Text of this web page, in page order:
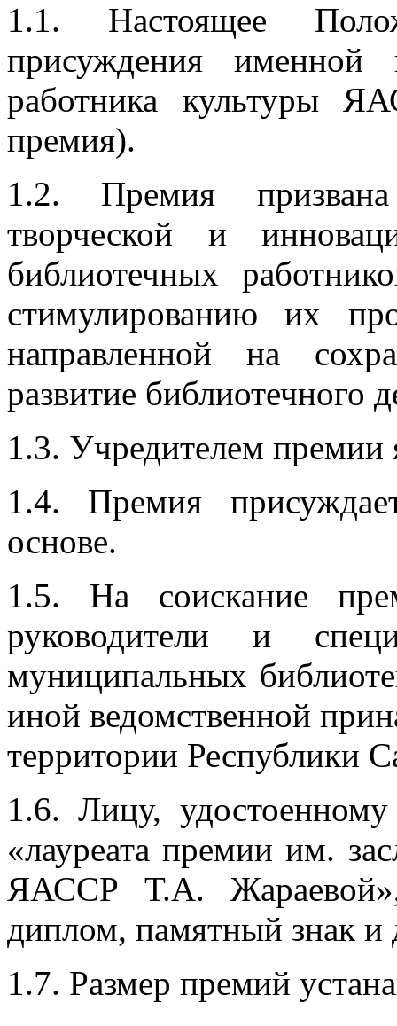
1.1. Настоящее
присуждения именной
работника культуры
премия).
1.2. Премия призвана
творческой и
библиотечных
стимулированию их
направленной на
развитие библиотечного
1.3. Учредителем премии
1.4. Премия
основе.
1.5. На соискание
руководители и
муниципальных
иной ведомственной
территории Республики
1.6. Лицу,
«лауреата премии им.
ЯАССР Т.А. Жараевой»,
диплом, памятный знак и
1.7. Размер премий